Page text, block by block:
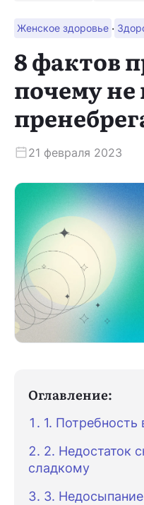
Женское здоровье ·
8 фактов
почему
21 февраля 2023
Оглавление:
1. Потребность
2. Недостаток
сладкому
3.